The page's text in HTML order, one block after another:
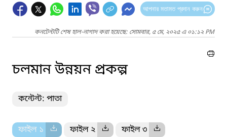
আপনার মতামত প্রদান করুন
কনটেন্টটি শেষ হাল-নাগাদ করা হয়েছে: সোমবার, ৫ মে, ২০২৫ এ ০১:১২ PM
চলমান উন্নয়ন প্রকল্প
কন্টেন্ট: পাতা
ফাইল ১ ফাইল ২ ফাইল ৩